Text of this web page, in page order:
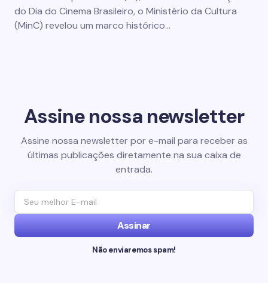
do Dia do Cinema Brasileiro, o Ministério da Cultura
(MinC) revelou um marco histórico…
Assine nossa newsletter
Assine nossa newsletter por e-mail para receber as
últimas publicações diretamente na sua caixa de
entrada.
Assinar
Não enviaremos spam!